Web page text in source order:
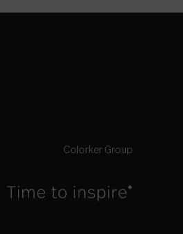
Colorker Group